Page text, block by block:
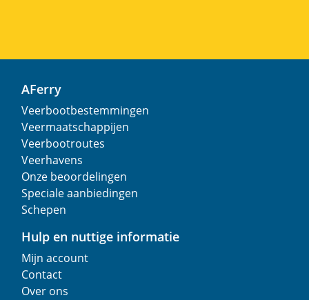
AFerry
Veerbootbestemmingen
Veermaatschappijen
Veerbootroutes
Veerhavens
Onze beoordelingen
Speciale aanbiedingen
Schepen
Hulp en nuttige informatie
Mijn account
Contact
Over ons